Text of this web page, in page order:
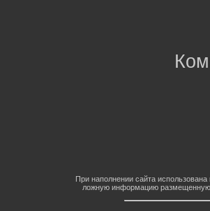
При наполнении сайта
ложную информацию размещенную